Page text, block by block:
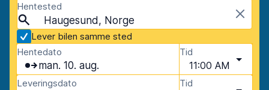
Hentested
Haugesund, Norge
Lever bilen samme sted
Hentedato
man. 10. aug.
Tid
11:00 AM
Leveringsdato Tid